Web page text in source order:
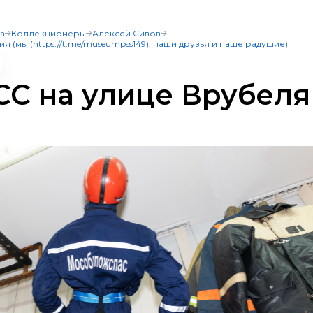
Портал Каталог Журнал
museumpss149), наши друзья и наше радушие)
Коллекционеры
Алексей Сивов
(мы (https://t.me/museumpss149), наши друзья и наше радушие)
на улице Врубеля
Контакты